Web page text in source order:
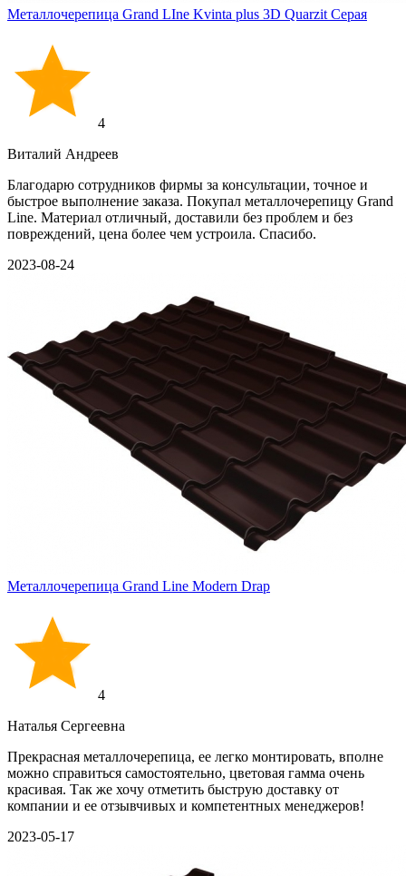
Металлочерепица Grand LIne Kvinta plus 3D Quarzit Серая
4
Виталий Андреев
Благодарю сотрудников фирмы за консультации, точное и
быстрое выполнение заказа. Покупал металлочерепицу Grand
Line. Материал отличный, доставили без проблем и без
повреждений, цена более чем устроила. Спасибо.
2023-08-24
Металлочерепица Grand Line Modern Drap
4
Наталья Сергеевна
Прекрасная металлочерепица, ее легко монтировать, вполне
можно справиться самостоятельно, цветовая гамма очень
красивая. Так же хочу отметить быструю доставку от
компании и ее отзывчивых и компетентных менеджеров!
2023-05-17